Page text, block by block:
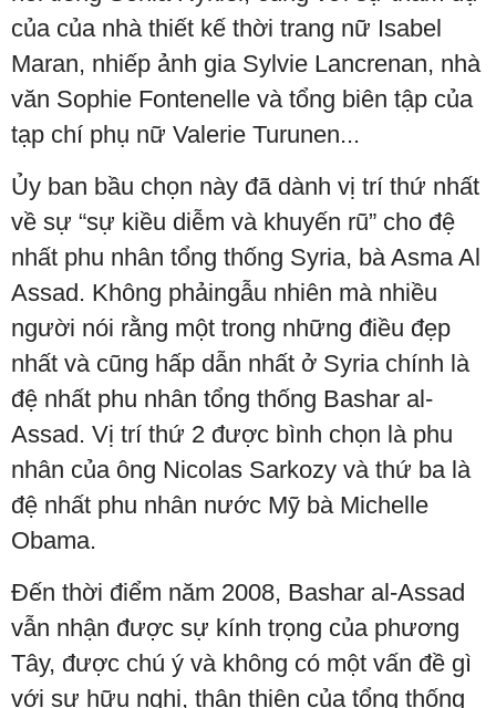
của của nhà thiết kế thời trang nữ Isabel
Maran, nhiếp ảnh gia Sylvie Lancrenan, nhà
văn Sophie Fontenelle và tổng biên tập của
tạp chí phụ nữ Valerie Turunen...
Ủy ban bầu chọn này đã dành vị trí thứ nhất
về sự “sự kiều diễm và khuyến rũ” cho đệ
nhất phu nhân tổng thống Syria, bà Asma Al
Assad. Không phảingẫu nhiên mà nhiều
người nói rằng một trong những điều đẹp
nhất và cũng hấp dẫn nhất ở Syria chính là
đệ nhất phu nhân tổng thống Bashar al-
Assad. Vị trí thứ 2 được bình chọn là phu
nhân của ông Nicolas Sarkozy và thứ ba là
đệ nhất phu nhân nước Mỹ bà Michelle
Obama.
Đến thời điểm năm 2008, Bashar al-Assad
vẫn nhận được sự kính trọng của phương
Tây, được chú ý và không có một vấn đề gì
với sự hữu nghị, thân thiện của tổng thống